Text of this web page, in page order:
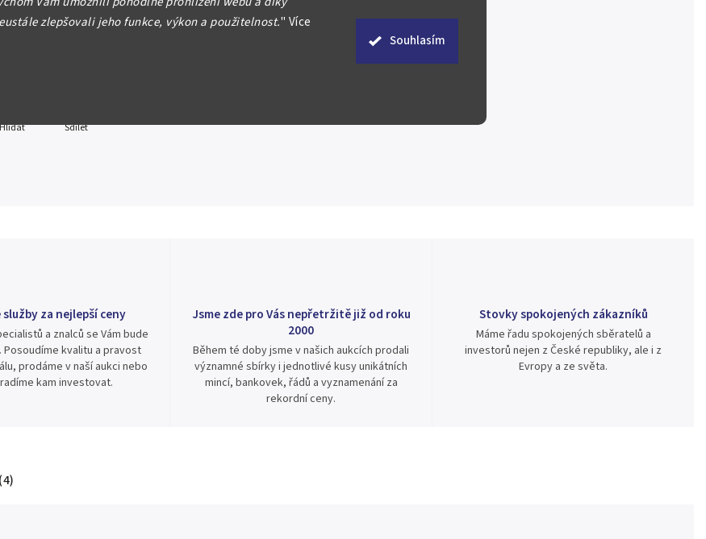
zlepšovali jeho funkce, výkon a použitelnost." Více
Souhlasím
Sdílet
za nejlepší ceny
a znalců se Vám bude
Posoudíme kvalitu a pravost
prodáme v naší aukci nebo
kam investovat.
Jsme zde pro Vás nepřetržitě již od roku
2000
Během té doby jsme v našich aukcích prodali
významné sbírky i jednotlivé kusy unikátních
mincí, bankovek, řádů a vyznamenání za
rekordní ceny.
Stovky spokojených zákazníků
Máme řadu spokojených sběratelů a
investorů nejen z České republiky, ale i z
Evropy a ze světa.